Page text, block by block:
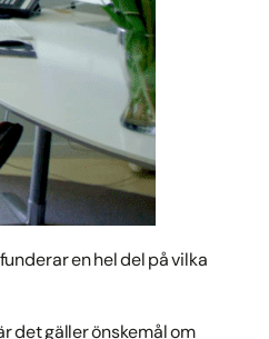
en hel del på vilka
det gäller önskemål om